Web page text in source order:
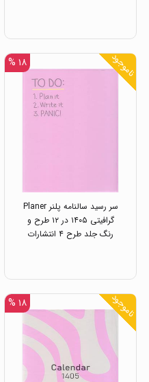
ناموجود ۱۸ %
سر رسید سالنامه پلنر Planer
گرافیتی ۱۴۰۵ در ۱۲ طرح و
رنگ جلد طرح ۴ انتشارات
ناموجود ۱۸ %